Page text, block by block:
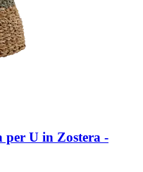
per U in Zostera -​